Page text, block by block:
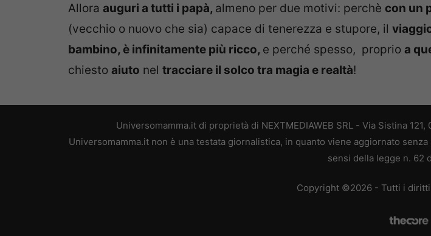
Allora auguri a tutti i papà, almeno per due motivi: perchè con un
(vecchio o nuovo che sia) capace di tenerezza e stupore, il
bambino, è infinitamente più ricco, e perché spesso, proprio a
chiesto aiuto nel tracciare il solco tra magia e realtà!
Universomamma.it di proprietà di NEXTMEDIAWEB SRL - Via Sistina
Universomamma.it non è una testata giornalistica, in quanto viene aggiornato
sensi della legge n. 62
Copyright ©2026 - Tutti i